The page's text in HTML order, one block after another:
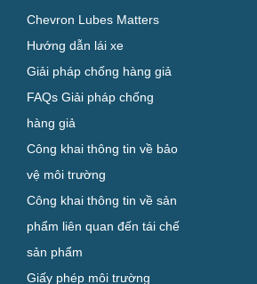
TRUNG TÂM TƯ LIỆU
Chevron Lubes Matters
Hướng dẫn lái xe
Giải pháp chống hàng giả
FAQs Giải pháp chống
hàng giả
Công khai thông tin về bảo
vệ môi trường
Công khai thông tin về sản